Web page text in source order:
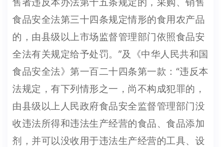
食品安全法第三十四条规定情形的食用农产品
的，由县级以上市场监督管理部门依照食品安
全法有关规定给予处罚。”及《中华人民共和国
食品安全法》第一百二十四条第一款：“违反本
法规定，有下列情形之一，尚不构成犯罪的，
由县级以上人民政府食品安全监督管理部门没
收违法所得和违法生产经营的食品、食品添加
剂，并可以没收用于违法生产经营的工具、设